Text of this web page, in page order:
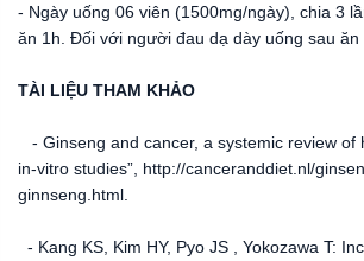
- Ngày uống 06 viên (1500mg/ngày), chia 3
ăn 1h. Đối với người đau dạ dày uống sau ăn
TÀI LIỆU THAM KHẢO
- Ginseng and cancer, a systemic review of
in-vitro studies”, http://canceranddiet.nl/
ginnseng.html.
- Kang KS, Kim HY, Pyo JS , Yokozawa T: